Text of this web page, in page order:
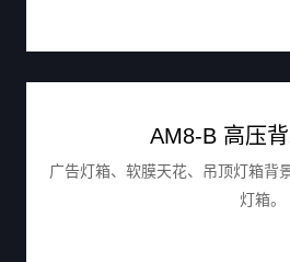
AM8-B 高压
广告灯箱、软膜天花、吊顶灯箱背
灯箱。